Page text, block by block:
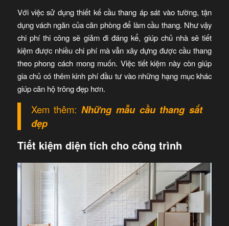
Với việc sử dụng thiết kế cầu thang áp sát vào tường, tận
dụng vách ngăn của căn phòng để làm cầu thang. Như vậy
chi phí thi công sẽ giảm đi đáng kể, giúp chủ nhà sẽ tiết
kiệm được nhiều chi phí mà vẫn xây dựng được cầu thang
theo phong cách mong muốn. Việc tiết kiệm này còn giúp
gia chủ có thêm kinh phí đầu tư vào những hạng mục khác
giúp căn hộ trông đẹp hơn.
Xem thêm: Những mẫu cầu thang sắt
đẹp
Tiết kiệm diện tích cho công trình